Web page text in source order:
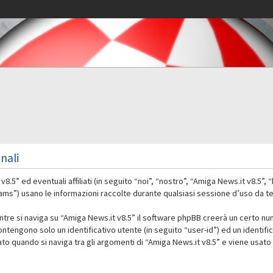
ed eventuali affiliati (in seguito “noi”, “nostro”, “Amiga News.it
usano le informazioni raccolte durante qualsiasi sessione d’uso
si naviga su “Amiga News.it v8.5” il software phpBB creerà un certo
solo un identificativo utente (in seguito “user-id”) ed un
quando si naviga tra gli argomenti di “Amiga News.it v8.5” e viene